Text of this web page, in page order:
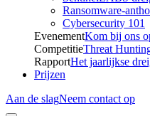
Ransomware-
Cybersecurity 101
EvenementKom bij ons
CompetitieThreat
RapportHet jaarlijkse
Prijzen
Aan de slagNeem contact op